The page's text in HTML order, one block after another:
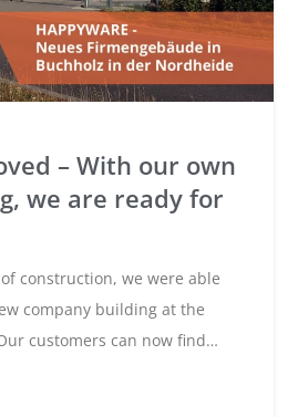
– With our own
we are ready for
construction, we were able
company building at the
customers can now find…